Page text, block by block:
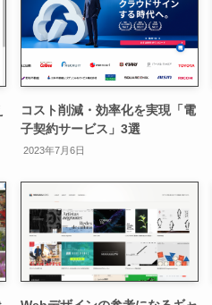
コスト削減・効率化を実現「電
子契約サービス」3選
2023年7月6日